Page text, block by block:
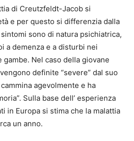
di Creutzfeldt-Jacob si
e per questo si differenzia dalla
sono di natura psichiatrica,
a demenza e a disturbi nei
gambe. Nel caso della giovane
definite “severe” dal suo
agevolmente e ha
Sulla base dell’ esperienza
in Europa si stima che la malattia
un anno.